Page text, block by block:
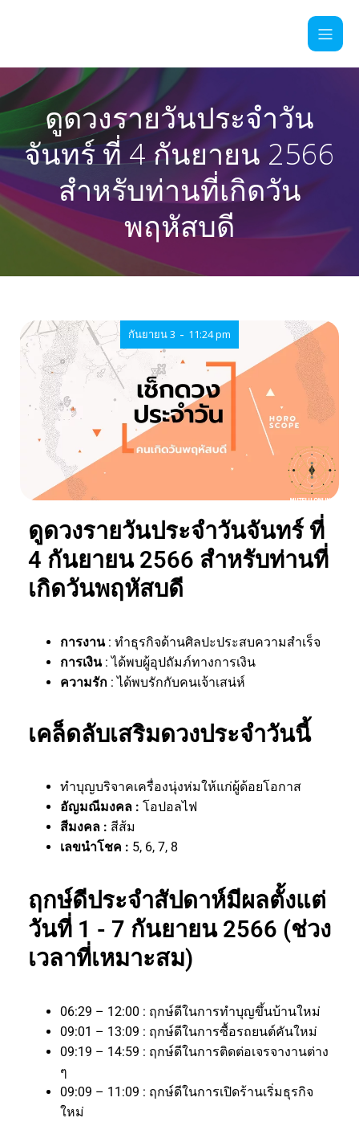
ดูดวงรายวันประจำวัน
จันทร์ ที่ 4 กันยายน 2566
สำหรับท่านที่เกิดวัน
พฤหัสบดี
กันยายน 3 - 11:24 pm
ดูดวงรายวันประจำวันจันทร์ ที่
4 กันยายน 2566 สำหรับท่านที่
เกิดวันพฤหัสบดี
การงาน : ทำธุรกิจด้านศิลปะประสบความสำเร็จ
การเงิน : ได้พบผู้อุปถัมภ์ทางการเงิน
ความรัก : ได้พบรักกับคนเจ้าเสน่ห์
เคล็ดลับเสริมดวงประจำวันนี้
ทำบุญบริจาคเครื่องนุ่งห่มให้แก่ผู้ด้อยโอกาส
อัญมณีมงคล : โอปอลไฟ
สีมงคล : สีส้ม
เลขนำโชค : 5, 6, 7, 8
ฤกษ์ดีประจำสัปดาห์มีผลตั้งแต่
วันที่ 1 - 7 กันยายน 2566 (ช่วง
เวลาที่เหมาะสม)
06:29 – 12:00 : ฤกษ์ดีในการทำบุญขึ้นบ้านใหม่
09:01 – 13:09 : ฤกษ์ดีในการซื้อรถยนต์คันใหม่
09:19 – 14:59 : ฤกษ์ดีในการติดต่อเจรจางานต่าง
ๆ
09:09 – 11:09 : ฤกษ์ดีในการเปิดร้านเริ่มธุรกิจ
ใหม่